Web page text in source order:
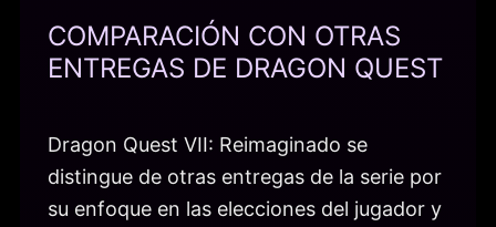
COMPARACIÓN CON OTRAS
ENTREGAS DE DRAGON QUEST
Dragon Quest VII: Reimaginado se
distingue de otras entregas de la serie por
su enfoque en las elecciones del jugador y